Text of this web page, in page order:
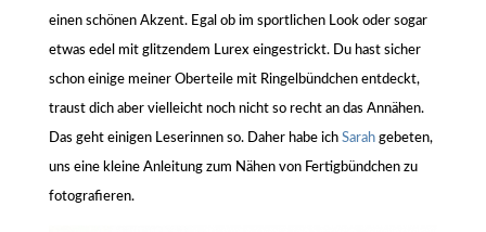
einen schönen Akzent. Egal ob im sportlichen Look oder sogar
etwas edel mit glitzendem Lurex eingestrickt. Du hast sicher
schon einige meiner Oberteile mit Ringelbündchen entdeckt,
traust dich aber vielleicht noch nicht so recht an das Annähen.
Das geht einigen Leserinnen so. Daher habe ich Sarahgebeten,
uns eine kleine Anleitung zum Nähen von Fertigbündchen zu
fotografieren.